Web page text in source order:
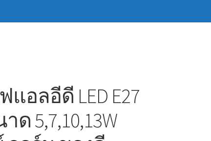
อลอีดี LED E27
ด 5,7,10,13W